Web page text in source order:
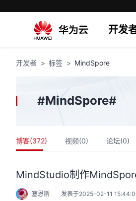
开发
开发者 标签 MindSpore
#MindSpore#
博客(372) 视频(0) 论坛(0)
MindStudio制作
塞恩斯 发表于2025-02-11